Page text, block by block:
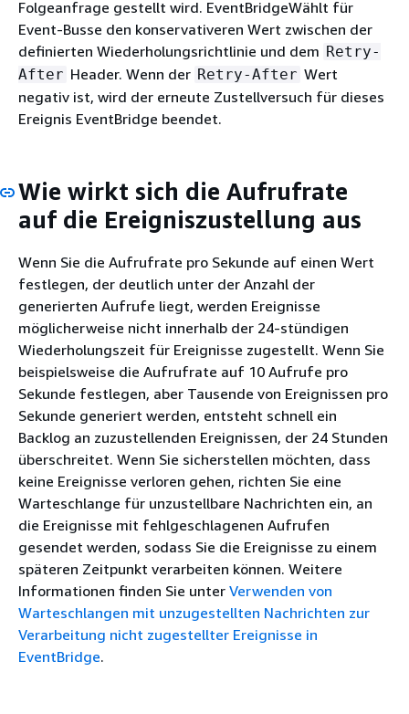
Folgeanfrage gestellt wird. EventBridgeWählt für
Event-Busse den konservativeren Wert zwischen der
definierten Wiederholungsrichtlinie und dem Retry-
After Header. Wenn der Retry-After Wert
negativ ist, wird der erneute Zustellversuch für dieses
Ereignis EventBridge beendet.
Wie wirkt sich die Aufrufrate
auf die Ereigniszustellung aus
Wenn Sie die Aufrufrate pro Sekunde auf einen Wert
festlegen, der deutlich unter der Anzahl der
generierten Aufrufe liegt, werden Ereignisse
möglicherweise nicht innerhalb der 24-stündigen
Wiederholungszeit für Ereignisse zugestellt. Wenn Sie
beispielsweise die Aufrufrate auf 10 Aufrufe pro
Sekunde festlegen, aber Tausende von Ereignissen pro
Sekunde generiert werden, entsteht schnell ein
Backlog an zuzustellenden Ereignissen, der 24 Stunden
überschreitet. Wenn Sie sicherstellen möchten, dass
keine Ereignisse verloren gehen, richten Sie eine
Warteschlange für unzustellbare Nachrichten ein, an
die Ereignisse mit fehlgeschlagenen Aufrufen
gesendet werden, sodass Sie die Ereignisse zu einem
späteren Zeitpunkt verarbeiten können. Weitere
Informationen finden Sie unter Verwenden von
Warteschlangen mit unzugestellten Nachrichten zur
Verarbeitung nicht zugestellter Ereignisse in
EventBridge.